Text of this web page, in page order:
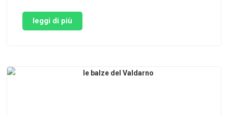
fiori hanno trovato qui un habitat perfetto,
sostituendo le vecchie risaie. La cosa
leggi di più